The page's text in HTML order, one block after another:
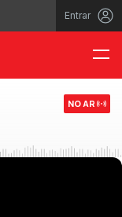
Entrar
NO AR